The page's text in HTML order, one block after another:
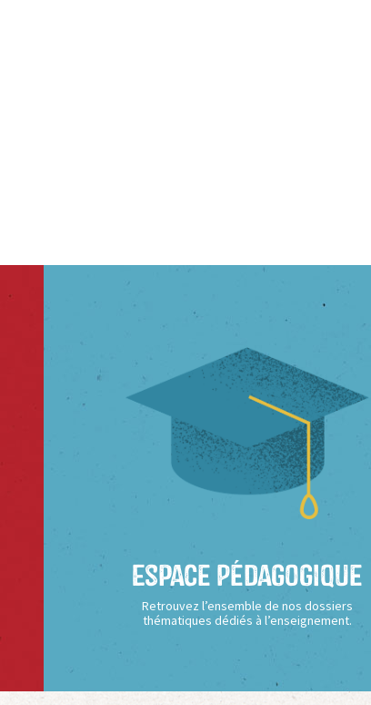
Espace Pédagogique
Retrouvez l’ensemble de nos dossiers
thématiques dédiés à l’enseignement.